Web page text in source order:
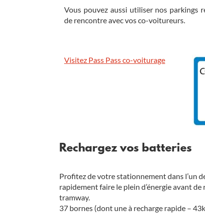
Vous pouvez aussi utiliser nos parkings
de rencontre avec vos co-voitureurs.
Visitez Pass Pass co-voiturage
Rechargez vos batteries
Profitez de votre stationnement dans l’un
rapidement faire le plein d’énergie avant
tramway.
37 bornes (dont une à recharge rapide –